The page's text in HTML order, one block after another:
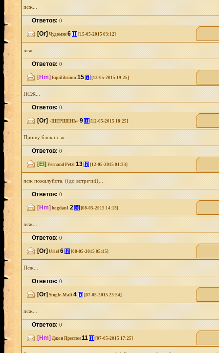
псж...
Ответов:0
[Or] Чудомэн 6 [i] [15-05-2015 03:12]
псж...
Ответов:0
[Hm] Equilibrium 15 [i] [13-05-2015 19:25]
ПСЖ...
Ответов:0
[Or] ~ШЕРШЕНЬ~ 9 [i] [12-05-2015 18:25]
Прошу блок пс ж...
Ответов:0
[El] Fernand Petzl 13 [i] [12-05-2015 01:33]
псж пожалуйста. ((до встречи((...
Ответов:0
[Hm] bogdan1 2 [i] [08-05-2015 14:13]
псж...
Ответов:0
[Or] Uriel 6 [i] [08-05-2015 05:45]
Псж...
Ответов:0
[Or] Single-Malt 4 [i] [07-05-2015 23:54]
псж...
Ответов:0
[Hm] Джон Престон 11 [i] [07-05-2015 17:25]